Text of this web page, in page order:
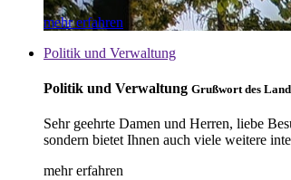
mehr erfahren
Politik und Verwaltung
Politik und Verwaltung Grußwort des
Sehr geehrte Damen und Herren, liebe
sondern bietet Ihnen auch viele weitere
mehr erfahren